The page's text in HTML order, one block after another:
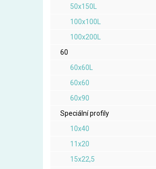
50x150L
100x100L
100x200L
60
60x60L
60x60
60x90
Speciální profily
10x40
11x20
15x22,5